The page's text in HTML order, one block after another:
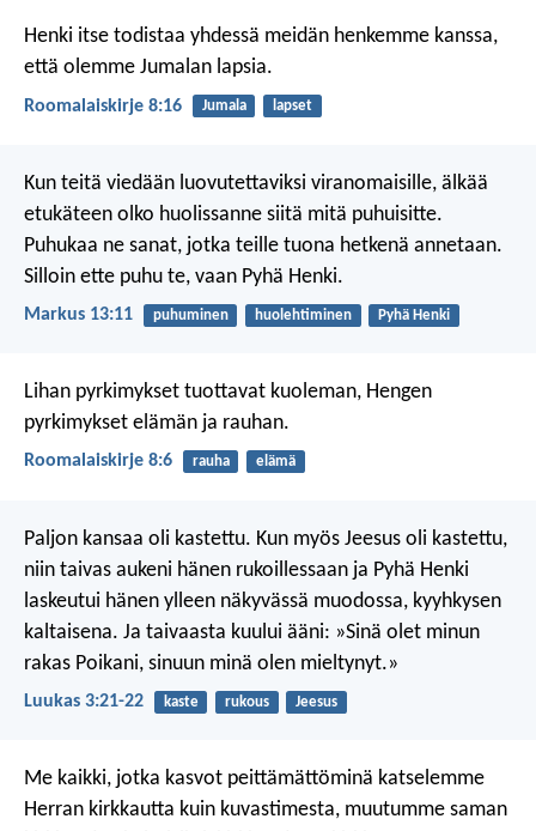
Henki itse todistaa yhdessä meidän henkemme kanssa,
että olemme Jumalan lapsia.
Roomalaiskirje 8:16 Jumala lapset
Kun teitä viedään luovutettaviksi viranomaisille, älkää
etukäteen olko huolissanne siitä mitä puhuisitte.
Puhukaa ne sanat, jotka teille tuona hetkenä annetaan.
Silloin ette puhu te, vaan Pyhä Henki.
Markus 13:11 puhuminen huolehtiminen Pyhä Henki
Lihan pyrkimykset tuottavat kuoleman, Hengen
pyrkimykset elämän ja rauhan.
Roomalaiskirje 8:6 rauha elämä
Paljon kansaa oli kastettu. Kun myös Jeesus oli kastettu,
niin taivas aukeni hänen rukoillessaan ja Pyhä Henki
laskeutui hänen ylleen näkyvässä muodossa, kyyhkysen
kaltaisena. Ja taivaasta kuului ääni: »Sinä olet minun
rakas Poikani, sinuun minä olen mieltynyt.»
Luukas 3:21-22 kaste rukous Jeesus
Me kaikki, jotka kasvot peittämättöminä katselemme
Herran kirkkautta kuin kuvastimesta, muutumme saman